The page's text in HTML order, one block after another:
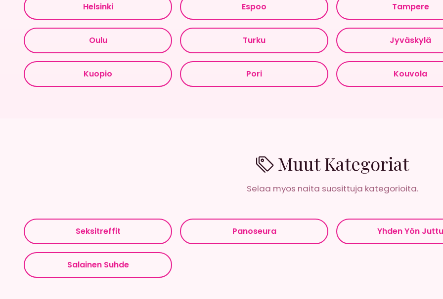
Helsinki Espoo Tampere
Oulu Turku Jyväskylä
Kuopio Pori Kouvola
Muut Kategoriat
Selaa myos naita suosittuja kategorioita.
Seksitreffit Panoseura Yhden Yön Juttu
Salainen Suhde